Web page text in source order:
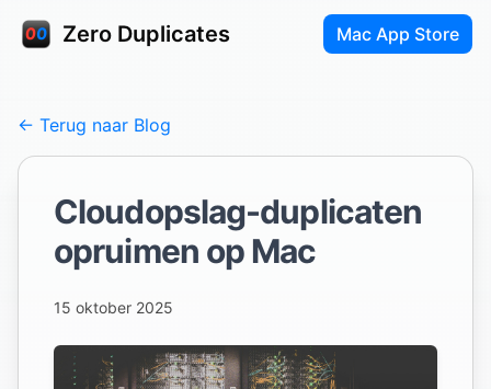
Zero Duplicates Mac App Store
← Terug naar Blog
Cloudopslag-duplicaten
opruimen op Mac
15 oktober 2025